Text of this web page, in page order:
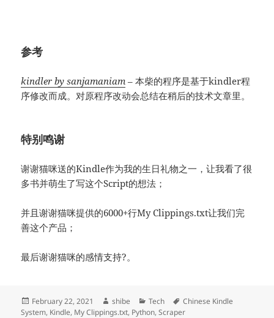
参考
kindler by sanjamaniam – 本柴的程序是基于kindler程
序修改而成。对原程序改动会总结在稍后的技术文章里。
特别鸣谢
谢谢猫咪送的Kindle作为我的生日礼物之一，让我看了很
多书并萌生了写这个Script的想法；
并且谢谢猫咪提供的6000+行My Clippings.txt让我们完
善这个产品；
最后谢谢猫咪的感情支持?。
Posted
on
February 22, 2021 Author
shibe Categories
Tech Tags
Chinese Kindle
System, Kindle, My Clippings.txt, Python,Scraper